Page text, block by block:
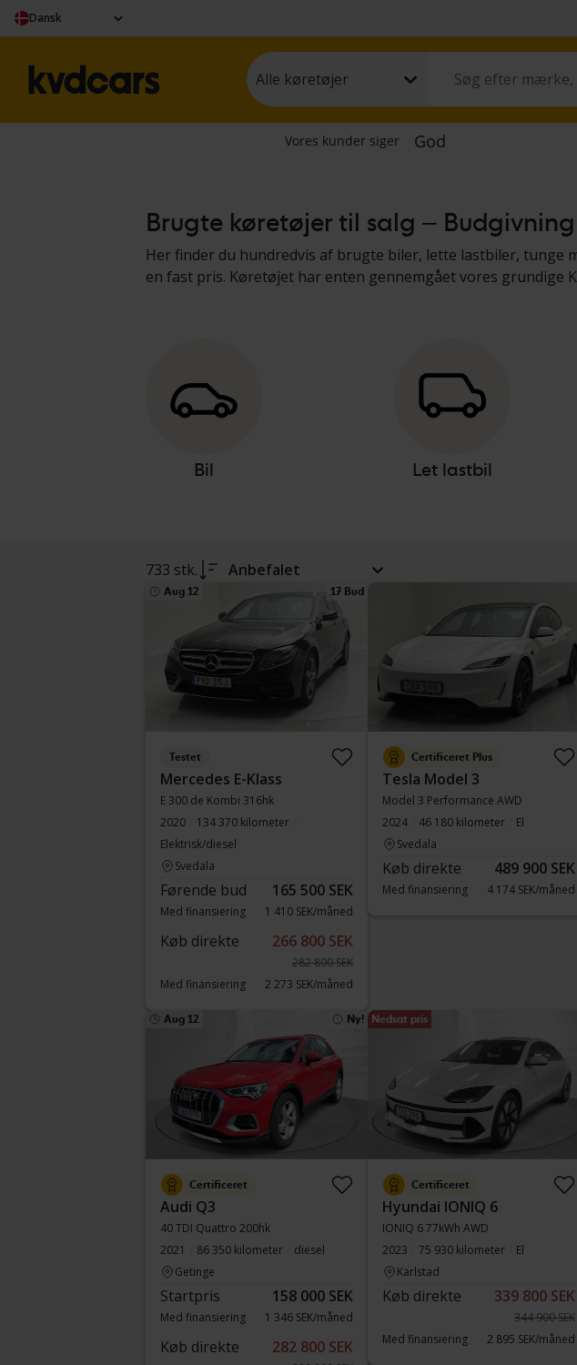
Dansk
Alle køretøjer
Brugte køretøjer til salg –
Her finder du hundredvis af brugte biler, lette lastbiler,
en fast pris. Køretøjet har enten gennemgået vores grundige
Bil Let lastbil
733 stk. Anbefalet
Aug 12 17 Bud
Testet
Mercedes E-Klass
E 300 de Kombi 316hk
2020
134 370 kilometer
Elektrisk/diesel
Svedala
Førende bud 165 500 SEK
Med finansiering 1 410 SEK/måned
Køb direkte 266 800 SEK
282 800 SEK
Med finansiering
2 273 SEK/måned
Certificeret Plus
Tesla Model 3
Model 3 Performance AWD
2024
46 180 kilometer
El
Svedala
Køb direkte 489 900 SEK
Med finansiering 4 174 SEK/måned
Aug 12 Ny!
Certificeret
Audi Q3
40 TDI Quattro 200hk
2021
86 350 kilometer
diesel
Getinge
Startpris 158 000 SEK
Med finansiering 1 346 SEK/måned
Køb direkte 282 800 SEK
Nedsat pris
Certificeret
Hyundai IONIQ 6
IONIQ 6 77kWh AWD
2023
75 930 kilometer
El
Karlstad
Køb direkte 339 800 SEK
344 900 SEK
Med finansiering
2 895 SEK/måned